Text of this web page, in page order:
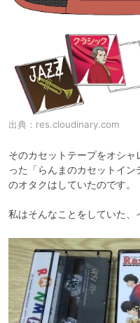
出典： res.cloudinary.com
そのカセットテープをオシ
った「らんまのカセットイ
のオタクはしていたのです。
私はそんなことをしていた、